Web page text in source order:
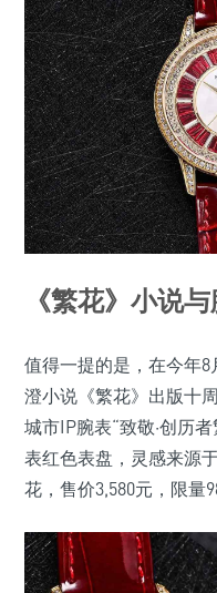
《繁花》小说
值得一提的是，在今年8
澄小说《繁花》出版十
城市IP腕表“致敬·创历
表红色表盘，灵感来源
花，售价3,580元，限量